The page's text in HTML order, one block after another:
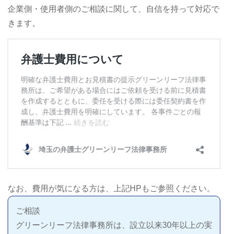
企業側・使用者側のご相談に関して、自信を持って対応で
きます。
なお、費用が気になる方は、上記HPもご参照ください。
ご相談
グリーンリーフ法律事務所は、設立以来30年以上の実